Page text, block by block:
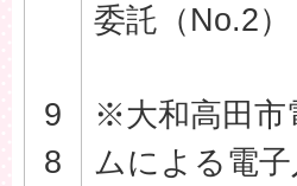
9
8
委託（No.2）
※大和高田市
ムによる電子